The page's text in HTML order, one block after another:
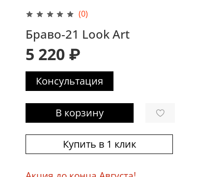
(0)
Браво-21 Look Art
5 220 ₽
Консультация
В корзину
Купить в 1 клик